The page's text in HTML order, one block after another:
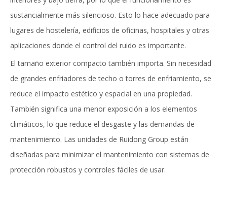
sustancialmente más silencioso. Esto lo hace adecuado para
lugares de hostelería, edificios de oficinas, hospitales y otras
aplicaciones donde el control del ruido es importante.
El tamaño exterior compacto también importa. Sin necesidad
de grandes enfriadores de techo o torres de enfriamiento, se
reduce el impacto estético y espacial en una propiedad.
También significa una menor exposición a los elementos
climáticos, lo que reduce el desgaste y las demandas de
mantenimiento. Las unidades de Ruidong Group están
diseñadas para minimizar el mantenimiento con sistemas de
protección robustos y controles fáciles de usar.